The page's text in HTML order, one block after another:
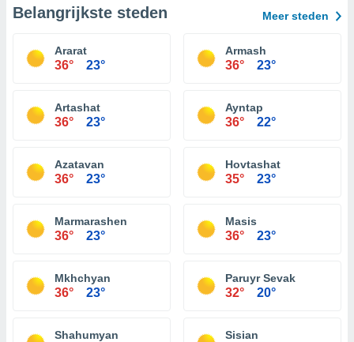
Belangrijkste steden Meer steden
Ararat
36° 23°
Armash
36° 23°
Artashat
36° 23°
Ayntap
36° 22°
Azatavan
36° 23°
Hovtashat
35° 23°
Marmarashen
36° 23°
Masis
36° 23°
Mkhchyan
36° 23°
Paruyr Sevak
32° 20°
Shahumyan Sisian